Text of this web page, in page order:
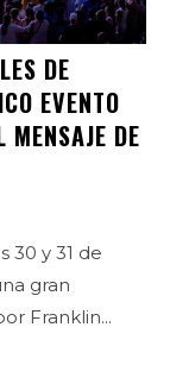
DE
EVENTO
DE
30 y 31 de
gran
Franklin...